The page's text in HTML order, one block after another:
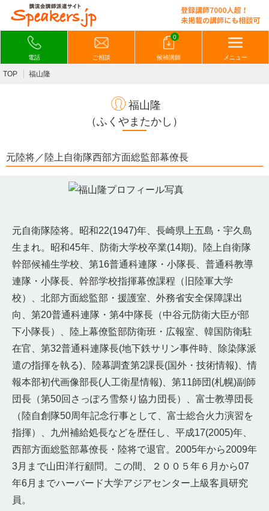
電話 ご相談
0
候補講師 メニュー
TOP 福山隆
福山隆
（ふくやまたかし）
元陸将／陸上自衛隊西部方面総監部幕僚長
元自衛隊陸将。昭和22(1947)年、長崎県上五島・宇久島
生まれ。昭和45年、防衛大学校卒業(14期)。陸上自衛隊
幹部候補生学校、第16普通科連隊・小隊長、普通科教導
連隊・小隊長、幹部学校指揮幕僚課程（旧陸軍大学
校）、北部方面総監部・援護室、外務省安全保障課出
向、第20普通科連隊・第4中隊長（中谷元防衛大臣が部
下小隊長）、陸上幕僚監部防衛班・広報室、韓国防衛駐
在官、第32普通科連隊長(地下鉄サリン事件時、除染隊派
遣の指揮を執る)、陸幕調査第2課長(国外・技術情報)、情
報本部初代画像部長(人工衛星情報)、第11師団(札幌)副師
団長（第50回さっぽろ雪祭り協力団長）、富士教導団長
（陸自創隊50周年記念行事として、富士総合火力演習を
指揮）、九州補給処長などを歴任し、平成17(2005)年、
西部方面総監部幕僚長・陸将で退官。2005年から2009年
3月まで山田洋行顧問。この間、２００５年６月から07
年6月までハーバード大学アジアセンター上級客員研究
員。